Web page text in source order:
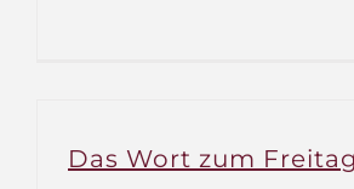
Das Wort zum